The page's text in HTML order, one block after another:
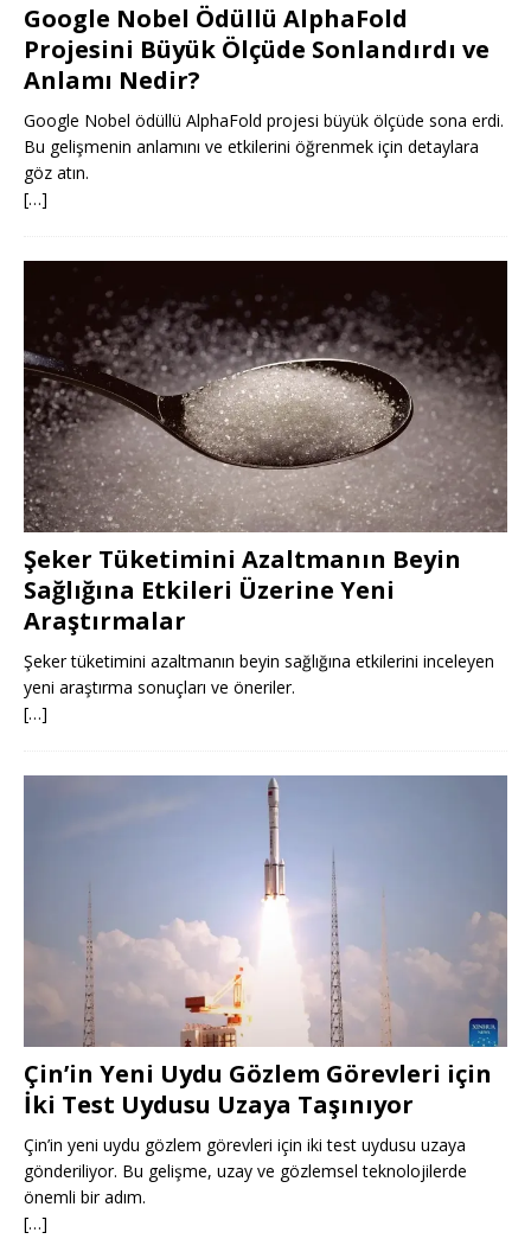
Google Nobel Ödüllü AlphaFold
Projesini Büyük Ölçüde Sonlandırdı ve
Anlamı Nedir?
Google Nobel ödüllü AlphaFold projesi büyük ölçüde sona erdi.
Bu gelişmenin anlamını ve etkilerini öğrenmek için detaylara
göz atın.
[…]
Şeker Tüketimini Azaltmanın Beyin
Sağlığına Etkileri Üzerine Yeni
Araştırmalar
Şeker tüketimini azaltmanın beyin sağlığına etkilerini inceleyen
yeni araştırma sonuçları ve öneriler.
[…]
Çin’in Yeni Uydu Gözlem Görevleri için
İki Test Uydusu Uzaya Taşınıyor
Çin’in yeni uydu gözlem görevleri için iki test uydusu uzaya
gönderiliyor. Bu gelişme, uzay ve gözlemsel teknolojilerde
önemli bir adım.
[…]